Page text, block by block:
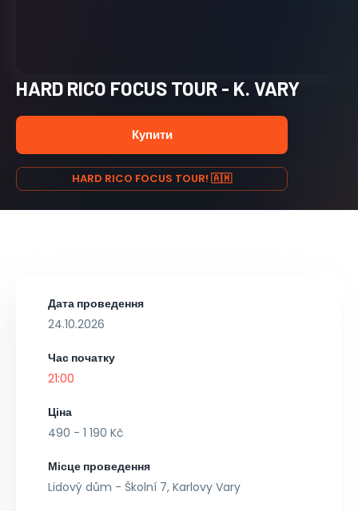
HARD RICO FOCUS TOUR - K. VARY
Купити
HARD RICO FOCUS TOUR! 🇦🇲
Дата проведення
24.10.2026
Час початку
21:00
Ціна
490 - 1 190 Kč
Місце проведення
Lidový dům - Školní 7, Karlovy Vary